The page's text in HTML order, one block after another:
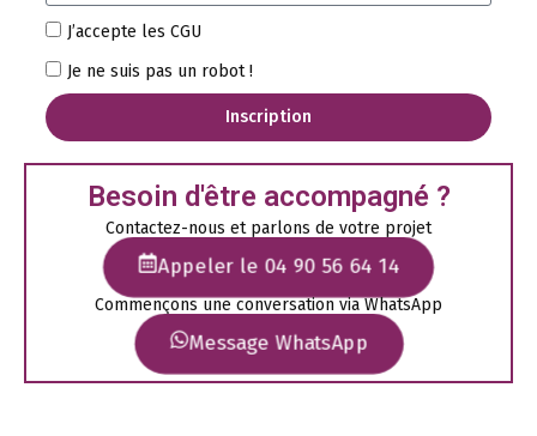
J’accepte les CGU
Je ne suis pas un robot !
Inscription
Besoin d'être accompagné ?
Contactez-nous et parlons de votre projet
Appeler le 04 90 56 64 14
Commençons une conversation via WhatsApp
Message WhatsApp